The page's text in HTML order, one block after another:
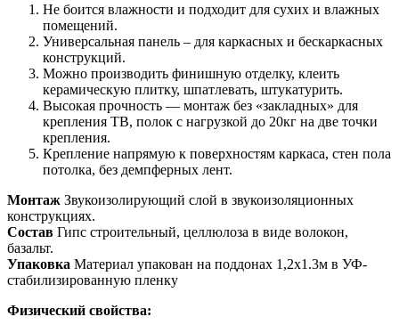
Не боится влажности и подходит для сухих и влажных
помещений.
Универсальная панель – для каркасных и бескаркасных
конструкций.
Можно производить финишную отделку, клеить
керамическую плитку, шпатлевать, штукатурить.
Высокая прочность — монтаж без «закладных» для
крепления ТВ, полок с нагрузкой до 20кг на две точки
крепления.
Крепление напрямую к поверхностям каркаса, стен пола
потолка, без демпферных лент.
Монтаж Звукоизолирующий слой в звукоизоляционных
конструкциях.
Состав Гипс строительный, целлюлоза в виде волокон,
базальт.
Упаковка Материал упакован на поддонах 1,2х1.3м в УФ-
стабилизированную пленку
Физический свойства: